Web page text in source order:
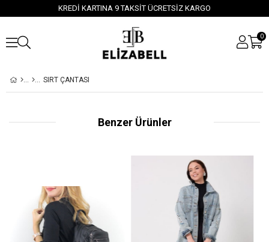
KREDİ KARTINA 9 TAKSİT ÜCRETSİZ KARGO
0
SIRT ÇANTASI
Benzer Ürünler